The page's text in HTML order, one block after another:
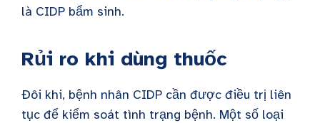
là CIDP bẩm sinh.
Rủi ro khi dùng thuốc
Đôi khi, bệnh nhân CIDP cần được điều trị liên
tục để kiểm soát tình trạng bệnh. Một số loại